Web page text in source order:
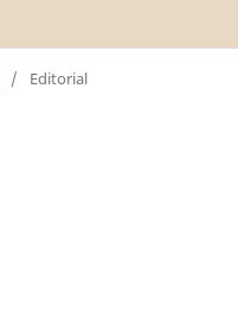
/ Editorial